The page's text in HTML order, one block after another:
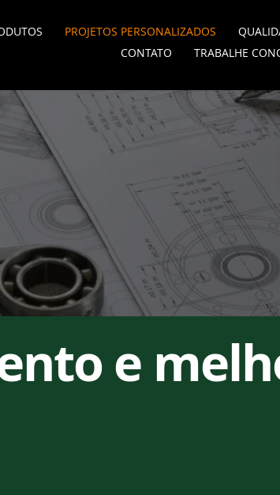
PROJETOS PERSONALIZADOS
CONTATO
TRABALHE
e